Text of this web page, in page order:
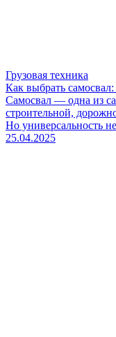
Грузовая техника
Как выбрать самосвал:
Самосвал — одна из
строительной,
Но универсальность не
25.04.2025